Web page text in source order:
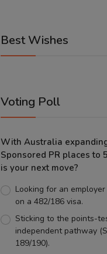
Best Wishes
Voting Poll
With Australia
Sponsored PR places to
is your next move?
Looking for an
on a 482/186 visa.
Sticking to the points-
independent pathway
189/190).